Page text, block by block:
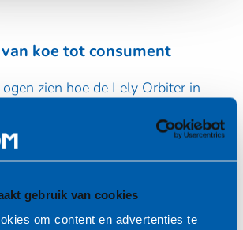
gebruik van cookies
om content en advertenties te
koe tot consument
zien hoe de Lely Orbiter in
de schermen en de mogelijkheid
stellen aan de veehouder.
specialisten van Lely.